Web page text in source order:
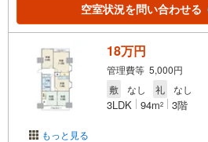
空室状況を問い合わせる
もっと見る
18万円
管理費等 5,000円
敷
なし 礼 なし
3LDK 94m2 3階